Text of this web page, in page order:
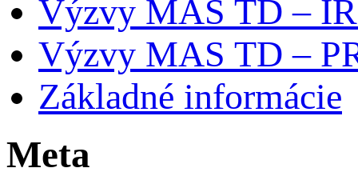
Výzvy MAS TD –
Výzvy MAS TD –
Základné informácie
Meta